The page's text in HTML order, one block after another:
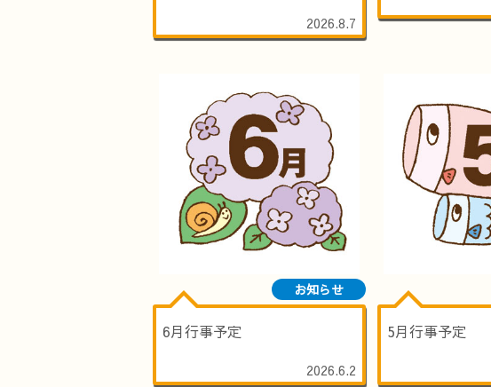
2026.8.7
お知らせ
6月行事予定
2026.6.2
5月行事予定